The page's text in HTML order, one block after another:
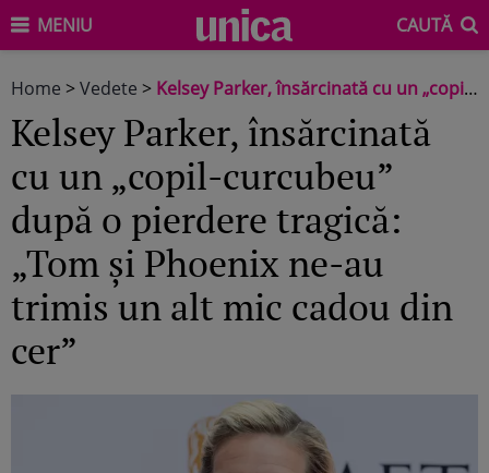
MENIU CAUTĂ
Home >Vedete > Kelsey Parker, însărcinată cu un „copil-curcubeu” după o pierdere tragică: „Tom și Phoenix ne-au trimis un alt mic cadou din cer”
Kelsey Parker, însărcinată
cu un „copil-curcubeu”
după o pierdere tragică:
„Tom și Phoenix ne-au
trimis un alt mic cadou din
cer”